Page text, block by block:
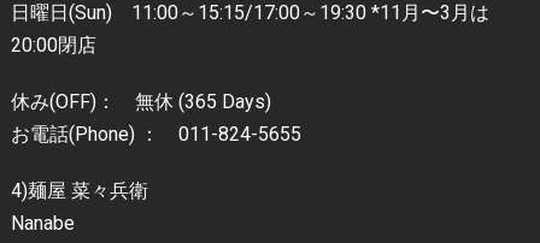
日曜日(Sun) 11:00～15:15/17:00～19:30 *11月〜3月は
20:00閉店
休み(OFF)： 無休 (365 Days)
お電話(Phone) ： 011-824-5655
4)麺屋 菜々兵衛
Nanabe